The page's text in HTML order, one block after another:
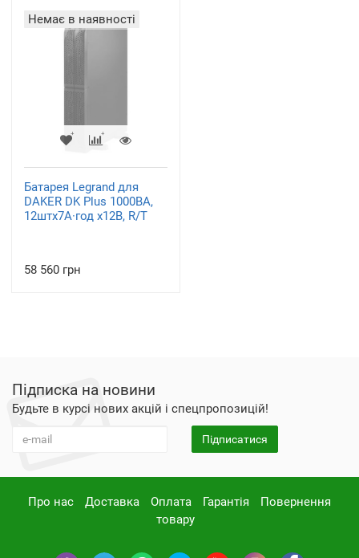
Немає в наявності
Батарея Legrand для
DAKER DK Plus 1000ВА,
12штх7А·год х12В, R/T
58 560 грн
Підписка на новини
Будьте в курсі нових акцій і спецпропозицій!
Підписатися
Про нас Доставка Оплата Гарантія
Повернення
товару